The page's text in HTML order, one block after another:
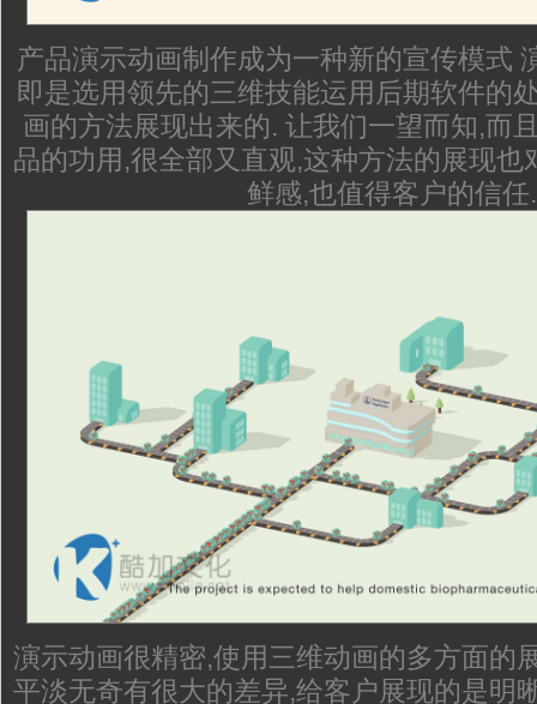
产品演示动画制作成为一种新的宣传模式
即是选用领先的三维技能运用后期软件的
画的方法展现出来的. 让我们一望而知,而
品的功用,很全部又直观,这种方法的展现也
鲜感,也值得客户的信任.
演示动画很精密,使用三维动画的多方面的
平淡无奇有很大的差异,给客户展现的是明